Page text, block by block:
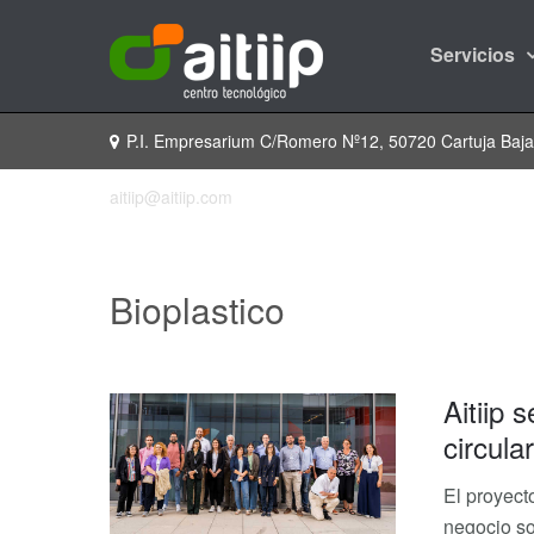
Servicios
P.I. Empresarium C/Romero Nº12, 50720 Cartuja
aitiip@aitiip.com
Bioplastico
Aitiip
El
negocio